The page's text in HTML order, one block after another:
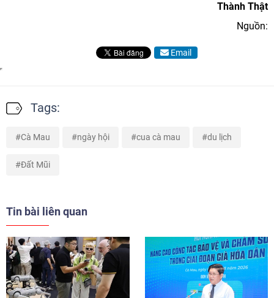
Thành Thật
Nguồn:
Email
Tags:
Cà Mau ngày hội cua cà mau du lịch
Đất Mũi
Tin bài liên quan